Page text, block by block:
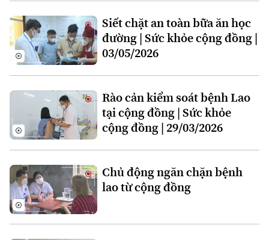
Thời sự
Hà Nội
Xã hội
An ninh trật tự
Công nghệ
Hà Nội
Nhịp sống Hà Nội
Người Hà Nội
Ẩm thực
Thế giới
Tin tức
Quân sự
Hồ sơ
Người Việt 4 phương
Kinh tế
Cafe sáng
Tài chính Ngân hàng
Nhà đất
Tin tức
Tàu và Xe
Siết chặt an toàn bữa ăn học
đường | Sức khỏe cộng đồng |
03/05/2026
Rào cản kiểm soát bệnh Lao
tại cộng đồng | Sức khỏe
cộng đồng | 29/03/2026
Chủ động ngăn chặn bệnh
lao từ cộng đồng